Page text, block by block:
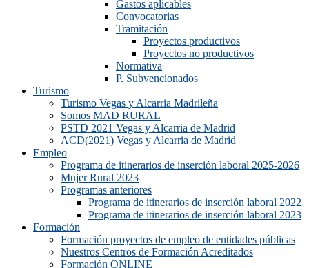
Gastos aplicables
Convocatorias
Tramitación
Proyectos productivos
Proyectos no productivos
Normativa
P. Subvencionados
Turismo
Turismo Vegas y Alcarria Madrileña
Somos MAD RURAL
PSTD 2021 Vegas y Alcarria de Madrid
ACD(2021) Vegas y Alcarria de Madrid
Empleo
Programa de itinerarios de inserción laboral 2025-2026
Mujer Rural 2023
Programas anteriores
Programa de itinerarios de inserción laboral 2022
Programa de itinerarios de inserción laboral 2023
Formación
Formación proyectos de empleo de entidades públicas
Nuestros Centros de Formación Acreditados
Formación ONLINE